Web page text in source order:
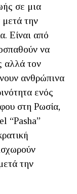
σε μια
την
Είναι από
να
αλλά τον
ανθρώπινα
ενός
στη Ρωσία,
“Pasha”
την